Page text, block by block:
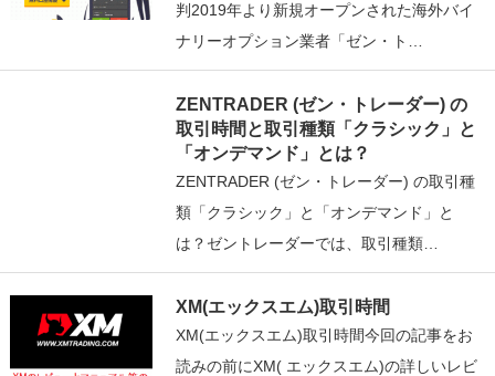
判2019年より新規オープンされた海外バイ
ナリーオプション業者「ゼン・ト…
ZENTRADER (ゼン・トレーダー) の
取引時間と取引種類「クラシック」と
「オンデマンド」とは？
ZENTRADER (ゼン・トレーダー) の取引種
類「クラシック」と「オンデマンド」と
は？ゼントレーダーでは、取引種類…
XM(エックスエム)取引時間
XM(エックスエム)取引時間今回の記事をお
読みの前にXM( エックスエム)の詳しいレビ